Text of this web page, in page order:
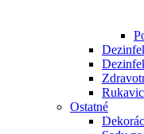
Ostatné